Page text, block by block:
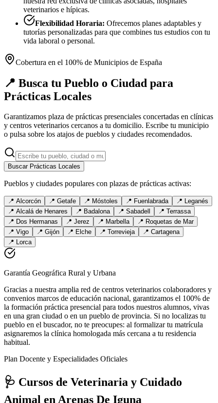
veterinarios e hípicas.
Flexibilidad Horaria: Ofrecemos planes adaptables y
tutorías personalizadas para que combines tus estudios con tu
vida laboral o personal.
Cobertura en el 100% de Municipios de España
📍 Busca tu Pueblo o Ciudad para
Prácticas Locales
Garantizamos plaza de prácticas presenciales concertadas en clínicas
y centros veterinarios cercanos a tu domicilio. Escribe tu municipio
o pulsa sobre los atajos de pueblos y ciudades recomendados.
Buscar Prácticas Locales
Pueblos y ciudades populares con plazas de prácticas activas:
📍 Alcorcón 📍 Getafe 📍 Móstoles 📍 Fuenlabrada 📍 Leganés
📍 Alcalá de Henares 📍 Badalona 📍 Sabadell 📍 Terrassa
📍 Dos Hermanas 📍 Jerez 📍 Marbella 📍 Roquetas de Mar
📍 Vigo 📍 Gijón 📍 Elche 📍 Torrevieja 📍 Cartagena
📍 Lorca
Garantía Geográfica Rural y Urbana
Gracias a nuestra amplia red de centros veterinarios colaboradores y
convenios marcos de educación nacional, garantizamos el 100% de
la formación práctica presencial para todos nuestros alumnos, vivas
en una gran ciudad o en un pueblo de provincia. Si no localizas tu
pueblo en el buscador, no te preocupes: al formalizar tu matrícula
asignaremos la clínica homologada más cercana a tu residencia
habitual.
Plan Docente y Especialidades Oficiales
🩺 Cursos de Veterinaria y Cuidado
Animal en Arenas De Iguna